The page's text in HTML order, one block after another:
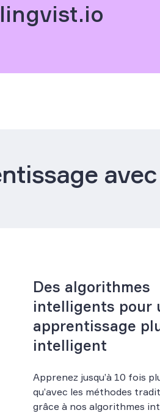
Des algorithmes
intelligents pour
apprentissage
intelligent
Apprenez jusqu’à 10 fois
qu’avec les méthodes
grâce à nos algorithmes